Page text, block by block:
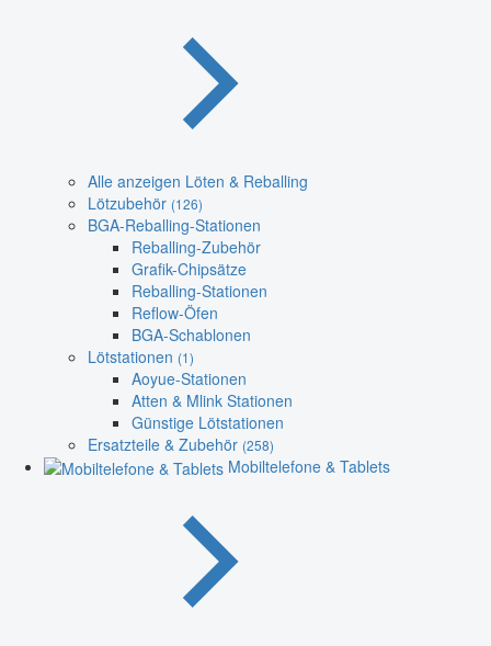
Alle anzeigen Löten & Reballing
Lötzubehör (126)
BGA-Reballing-Stationen
Reballing-Zubehör
Grafik-Chipsätze
Reballing-Stationen
Reflow-Öfen
BGA-Schablonen
Lötstationen (1)
Aoyue-Stationen
Atten & Mlink Stationen
Günstige Lötstationen
Ersatzteile & Zubehör (258)
Mobiltelefone & Tablets